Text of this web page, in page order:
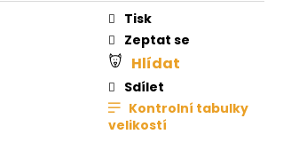
Tisk
Zeptat se
Hlídat
Sdílet
Kontrolní tabulky
velikostí